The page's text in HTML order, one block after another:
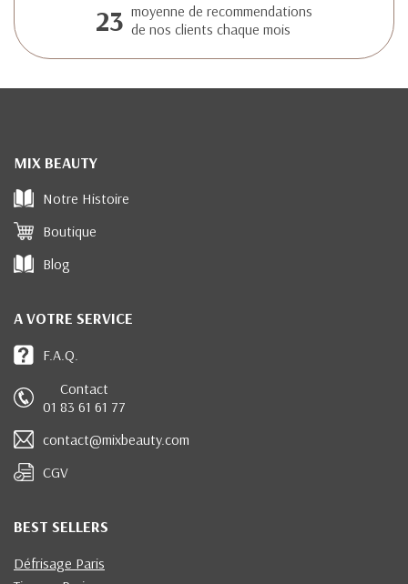
23 moyenne de recommendations
de nos clients chaque mois
MIX BEAUTY
Notre Histoire
Boutique
Blog
A VOTRE SERVICE
F.A.Q.
Contact
01 83 61 61 77
contact@mixbeauty.com
CGV
BEST SELLERS
Défrisage Paris